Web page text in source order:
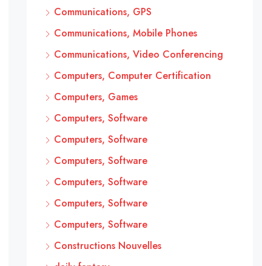
Communications, GPS
Communications, Mobile Phones
Communications, Video Conferencing
Computers, Computer Certification
Computers, Games
Computers, Software
Computers, Software
Computers, Software
Computers, Software
Computers, Software
Computers, Software
Constructions Nouvelles